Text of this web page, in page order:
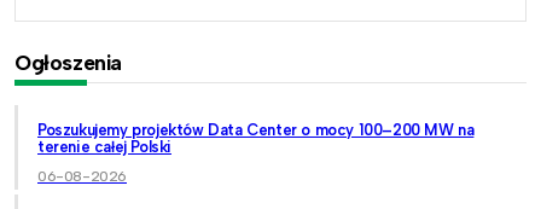
Ogłoszenia
Poszukujemy projektów Data Center o mocy 100–200 MW na
terenie całej Polski
06-08-2026